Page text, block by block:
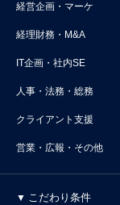
経営企画・マーケ
経理財務・M&A
IT企画・社内SE
人事・法務・総務
クライアント支援
営業・広報・その他
こだわり条件